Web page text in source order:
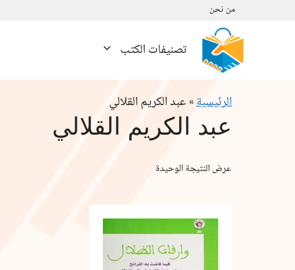
من نحن
تصنيفات الكتب
الرئيسية»عبد الكريم القلالي
عبد الكريم القلالي
عرض النتيجة الوحيدة